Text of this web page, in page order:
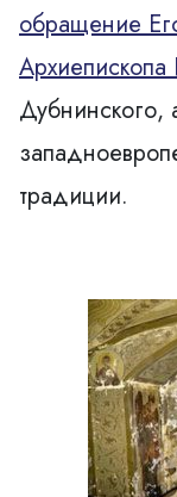
обращение
Дубнинского,
традиции.